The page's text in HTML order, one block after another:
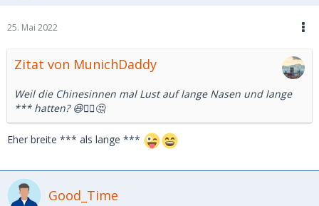
25. Mai 2022
Zitat von MunichDaddy
Weil die Chinesinnen mal Lust auf lange Nasen und lange
*** hatten? 😆🤷‍♂️🤔
Eher breite *** als lange ***
Good_Time